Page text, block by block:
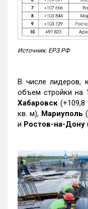
Источник: ЕРЗ.РФ
В числе лидеров,
объем стройки на
Хабаровск
кв. м), Мариуполь
и Ростов-на-Дону